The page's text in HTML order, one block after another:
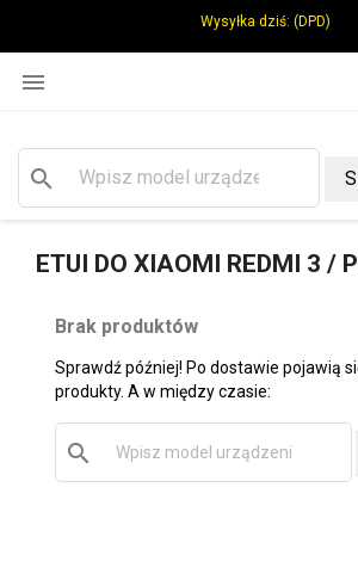
Wysyłka dziś: (DPD)

search
ETUI DO XIAOMI REDMI 3 /
Brak produktów
Sprawdź później! Po dostawie pojawią
produkty. A w między czasie:
search